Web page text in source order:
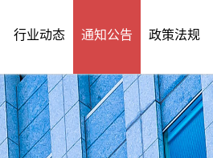
行业动态 通知公告 政策法规